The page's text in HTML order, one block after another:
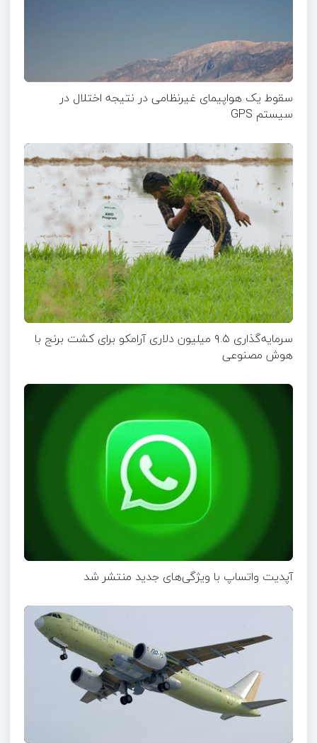
سقوط یک هواپیمای غیرنظامی در نتیجه اختلال در
سیستم‌ GPS
سرمایه‌گذاری ۹.۵ میلیون دلاری آرامکو برای کشت برنج با
هوش مصنوعی
آپدیت‌ واتساپ با ویژگی‌های جدید منتشر شد